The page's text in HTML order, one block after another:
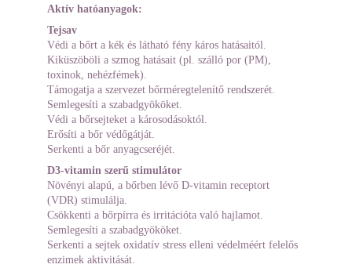
Aktív hatóanyagok:
Tejsav
Védi a bőrt a kék és látható fény káros hatásaitól.
Kiküszöböli a szmog hatásait (pl. szálló por (PM),
toxinok, nehézfémek).
Támogatja a szervezet bőrméregtelenítő rendszerét.
Semlegesíti a szabadgyököket.
Védi a bőrsejteket a károsodásoktól.
Erősíti a bőr védőgátját.
Serkenti a bőr anyagcseréjét.
D3-vitamin szerű stimulátor
Növényi alapú, a bőrben lévő D-vitamin receptort
(VDR) stimulálja.
Csökkenti a bőrpírra és irritációta való hajlamot.
Semlegesíti a szabadgyököket.
Serkenti a sejtek oxidatív stress elleni védelméért felelős
enzimek aktivitását.